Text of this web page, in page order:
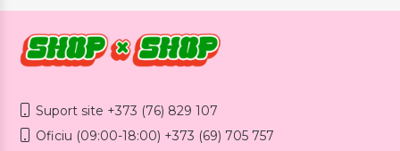
Suport site +373 (76) 829 107
Oficiu (09:00-18:00) +373 (69) 705 757